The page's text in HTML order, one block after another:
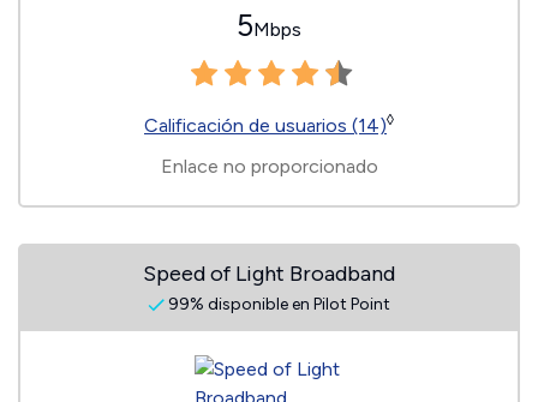
5Mbps
Calificación de usuarios (14)◊
Enlace no proporcionado
Speed of Light Broadband
99% disponible en Pilot Point